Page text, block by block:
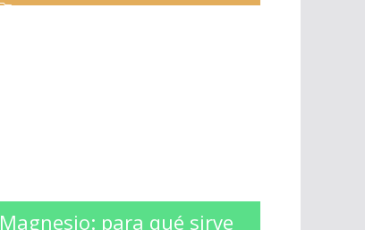
ESPECTACULOS, LA BANDA
Magnesio: para qué sirve